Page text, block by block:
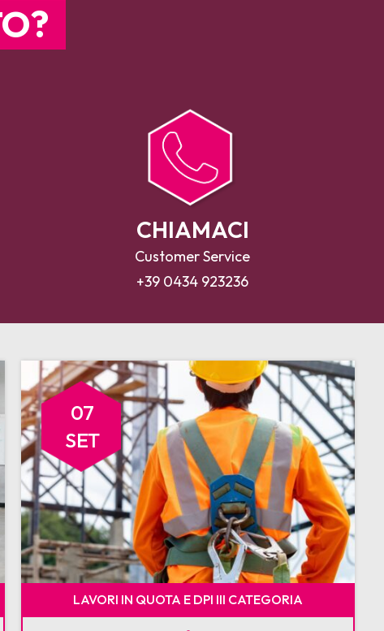
CHIAMACI
Customer Service
+39 0434 923236
07
SET
LAVORI IN QUOTA E DPI III CATEGORIA